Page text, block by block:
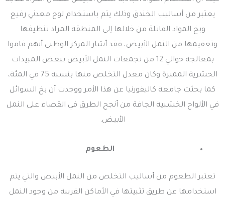
يعتبر من أساليب الخندق وذلك يتم باستخدام لوح معدني رفيع
وبخ المواد القاتلة من خلالها إلى المنطقة المراد تنظيفها
وتعقيمها من النمل الأبيض، فقد أشار المركز الوطني أنهم قاموا
بمعالجة حوالي 12 من تجمعات النمل الأبيض ببعض المبيدات
الحشرية المميزة وكان معدل التخلص منها بنسبة 75 في المئة،
كما بحثت جامعة كاليفورنيا عن هذا الأمر ووجدت أن بخ السوائل
في الألواح الخشبية الجافة من أنجح الطرق في القضاء على النمل
الأبيض.
الطعوم
تعتبر الطعوم من أساليب التخلص من النمل الأبيض والتي يتم
استخدامها عن طريق تثبيتها في الأماكن القريبة من وجود النمل